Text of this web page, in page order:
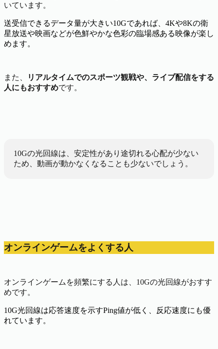
いています。
送受信できるデータ量が大きい10Gであれば、4Kや8Kの衛
星放送や映画などが色鮮やかな色彩の臨場感ある映像が楽し
めます。
また、
リアルタイムでのスポーツ観戦や、ライブ配信をする
人にもおすすめです。
10Gの光回線は、安定性があり途切れる心配が少ない
ため、動画が動かなくなることも少ないでしょう。
オンラインゲームをよくする人
オンラインゲームを頻繁にする人は、10Gの光回線がおすす
めです。
10G光回線は応答速度を示すPing値が低く、反応速度にも優
れています。